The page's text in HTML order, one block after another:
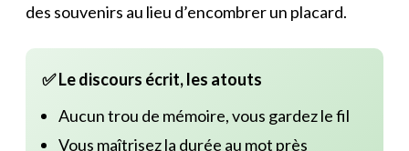
des souvenirs au lieu d’encombrer un placard.
✅ Le discours écrit, les atouts
Aucun trou de mémoire, vous gardez le fil
Vous maîtrisez la durée au mot près